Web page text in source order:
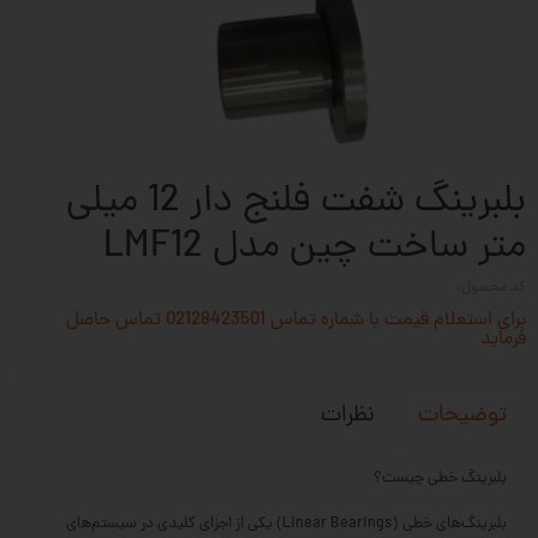
بلبرینگ شفت فلنج دار 12 میلی
متر ساخت چین مدل LMF12
برای استعلام قیمت با شماره تماس 02128423501 تماس حاصل
فرماید
توضیحات نظرات
بلبرینگ خطی چیست؟
بلبرینگ‌های خطی (Linear Bearings) یکی از اجزای کلیدی در سیستم‌های